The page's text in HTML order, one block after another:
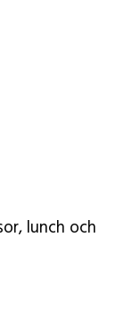
lunch och